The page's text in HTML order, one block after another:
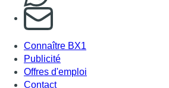
S'abonner à notre newsletter
Connaître BX1
Publicité
Offres d'emploi
Contact